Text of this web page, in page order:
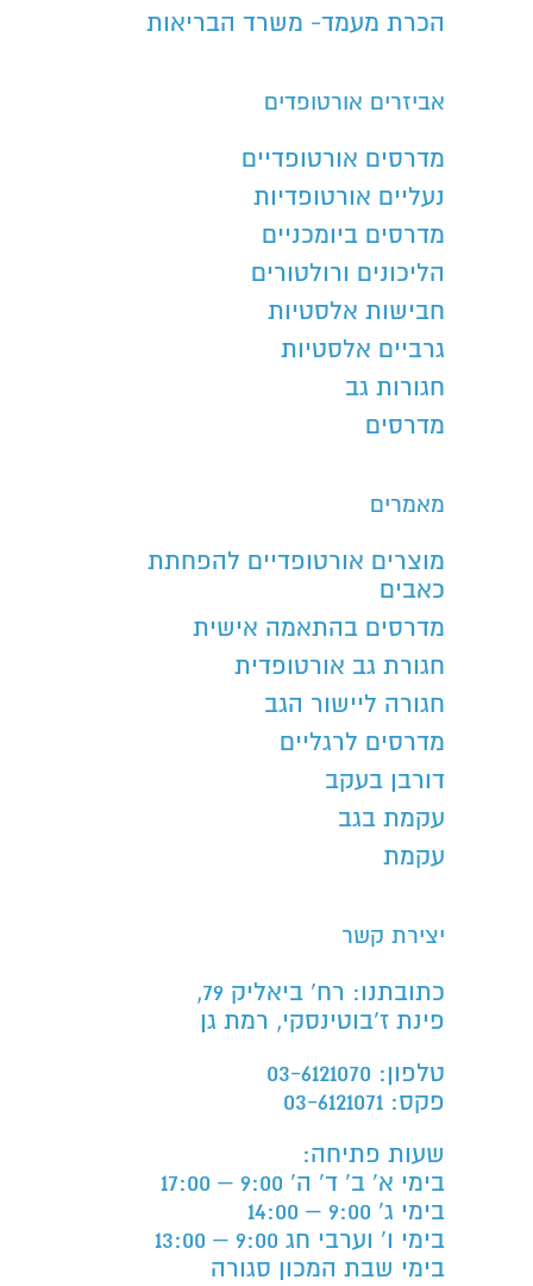
הכרת מעמד- משרד הבריאות
אביזרים אורטופדים
מדרסים אורטופדיים
נעליים אורטופדיות
מדרסים ביומכניים
הליכונים ורולטורים
חבישות אלסטיות
גרביים אלסטיות
חגורות גב
מדרסים
מאמרים
מוצרים אורטופדיים להפחתת
כאבים
מדרסים בהתאמה אישית
חגורת גב אורטופדית
חגורה ליישור הגב
מדרסים לרגליים
דורבן בעקב
עקמת בגב
עקמת
יצירת קשר
כתובתנו: רח’ ביאליק 79,
פינת ז’בוטינסקי, רמת גן
טלפון: 03-6121070
פקס: 03-6121071
שעות פתיחה:
בימי א' ב' ד' ה' 9:00 – 17:00
בימי ג' 9:00 – 14:00
בימי ו' וערבי חג 9:00 – 13:00
בימי שבת המכון סגורה